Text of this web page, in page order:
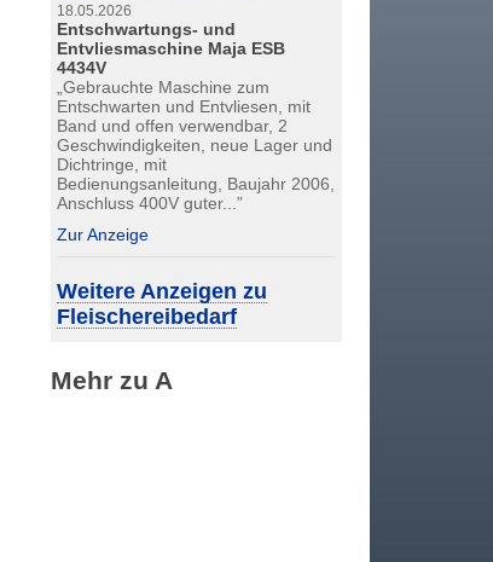
18.05.2026
Entschwartungs- und
Entvliesmaschine Maja ESB
4434V
„Gebrauchte Maschine zum
Entschwarten und Entvliesen, mit
Band und offen verwendbar, 2
Geschwindigkeiten, neue Lager und
Dichtringe, mit
Bedienungsanleitung, Baujahr 2006,
Anschluss 400V guter...”
Zur Anzeige
Weitere Anzeigen zu
Fleischereibedarf
Mehr zu A